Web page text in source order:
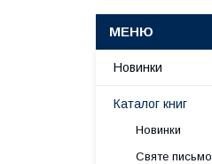
Новинки
Каталог книг
Новинки
Святе письмо